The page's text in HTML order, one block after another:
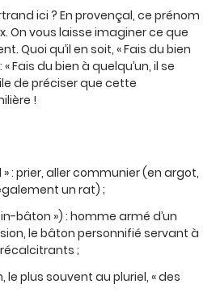
ici ? En provençal, ce prénom
On vous laisse imaginer ce que
Quoi qu’il en soit, « Fais du bien
Fais du bien à quelqu’un, il se
de préciser que cette
!
: prier, aller communier (en argot,
un rat) ;
bâton ») : homme armé d’un
le bâton personnifié servant à
;
le plus souvent au pluriel, « des